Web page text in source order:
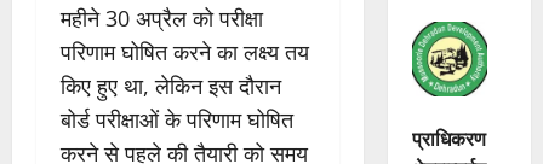
महीने 30 अप्रैल को परीक्षा
परिणाम घोषित करने का लक्ष्य तय
किए हुए था, लेकिन इस दौरान
बोर्ड परीक्षाओं के परिणाम घोषित
करने से पहले की तैयारी को समय
प्राधिकरण